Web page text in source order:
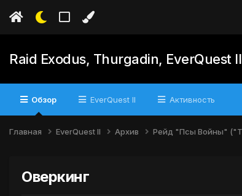
Raid Exodus, Thurgadin, EverQuest II
Обзор EverQuest II Активность
Главная EverQuest II Архив Рейд "Псы Войны"
Оверкинг